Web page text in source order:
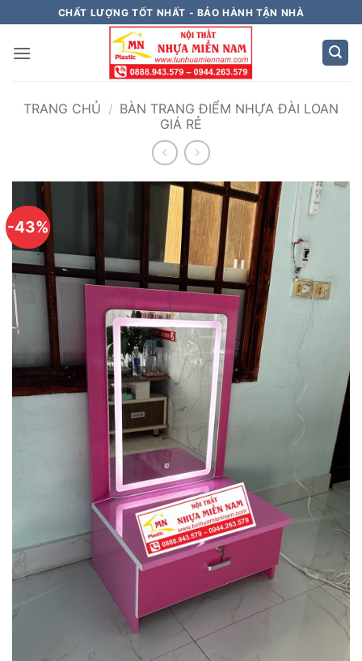
qua
nội
CHẤT LƯỢNG TỐT NHẤT - BẢO HÀNH TẬN NHÀ
TRANG CHỦ / BÀN TRANG ĐIỂM NHỰA ĐÀI LOAN
GIÁ RẺ
-43%